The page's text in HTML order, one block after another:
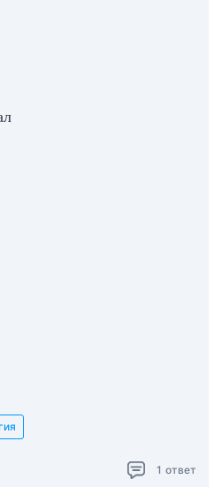
1 ответ